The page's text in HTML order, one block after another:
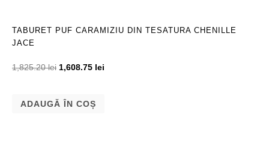
TABURET PUF CARAMIZIU DIN TESATURA CHENILLE
JACE
1,825.20lei 1,608.75 lei
ADAUGĂ ÎN COȘ